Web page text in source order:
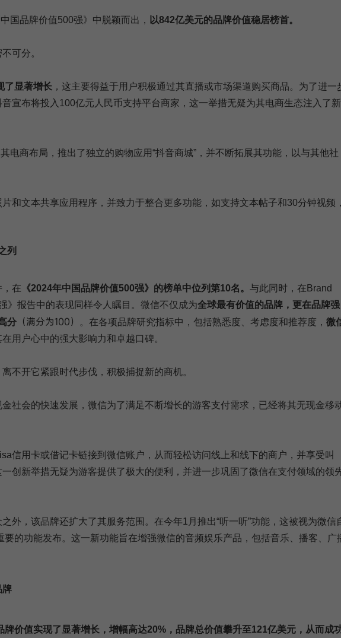
国品牌价值500强》中脱颖而出， 以842亿美元的品牌价值稳居榜首。
可分。
了显著增长 ，这主要得益于用户积极通过其直播或市场渠道购买商品。为了进一
宣布将投入100亿元人民币支持平台商家，这一举措无疑为其电商生态注入了新
电商布局，推出了独立的购物应用“抖音商城”，并不断拓展其功能，以与其他社
和文本共享应用程序，并致力于整合更多功能，如支持文本帖子和30分钟视频
列
在 《2024年中国品牌价值500强》的榜单中位列第10名。 与此同时，在Brand
》报告中的表现同样令人瞩目。微信不仅成为全球最有价值的品牌，更在品牌强
分 （满分为100） 。在各项品牌研究指标中，包括熟悉度、考虑度和推荐度， 微
在用户心中的强大影响力和卓越口碑。
不开它紧跟时代步伐，积极捕捉新的商机。
社会的快速发展，微信为了满足不断增长的游客支付需求，已经将其无现金移
信用卡或借记卡链接到微信账户，从而轻松访问线上和线下的商户，并享受叫
创新举措无疑为游客提供了极大的便利，并进一步巩固了微信在支付领域的领
外，该品牌还扩大了其服务范围。在今年1月推出“听一听”功能，这被视为微信
要的功能发布。这一新功能旨在增强微信的音频娱乐产品，包括音乐、播客、广
牌
牌价值实现了显著增长，增幅高达20%，品牌总价值攀升至121亿美元，从而成